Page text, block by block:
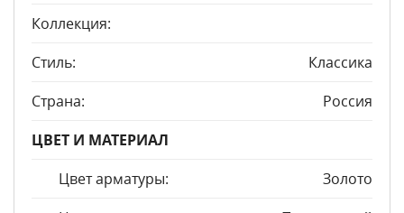
Коллекция:
Стиль:
Классика
Страна:
Россия
ЦВЕТ И МАТЕРИАЛ
Цвет арматуры:
Золото